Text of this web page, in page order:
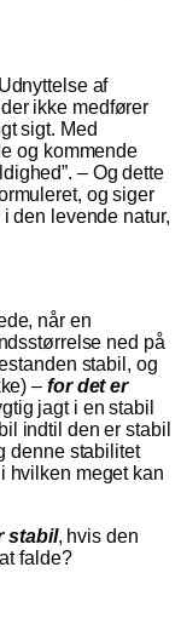
af
ikke medfører
sigt. Med
og kommende
– Og dette
og siger
den levende natur,
når en
ned på
stabil, og
– for det er
jagt i en stabil
indtil den er stabil
denne stabilitet
hvilken meget kan
stabil, hvis den
falde?